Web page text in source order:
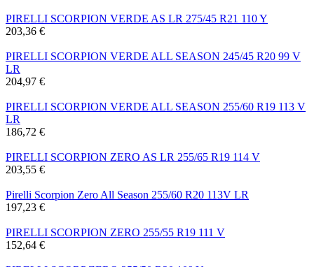
PIRELLI SCORPION VERDE AS LR 275/45 R21 110 Y
203,36 €
PIRELLI SCORPION VERDE ALL SEASON 245/45 R20 99 V
LR
204,97 €
PIRELLI SCORPION VERDE ALL SEASON 255/60 R19 113 V
LR
186,72 €
PIRELLI SCORPION ZERO AS LR 255/65 R19 114 V
203,55 €
Pirelli Scorpion Zero All Season 255/60 R20 113V LR
197,23 €
PIRELLI SCORPION ZERO 255/55 R19 111 V
152,64 €